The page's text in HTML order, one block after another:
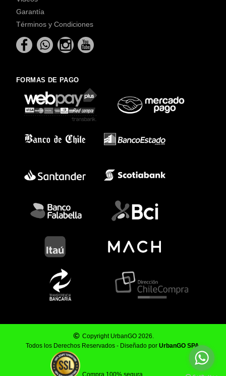
Garantía
Términos y Condiciones
FORMAS DE PAGO
Copyright UrbanGO 2026.
Todos los Derechos Reservados - Diseñado por UrbanGO SPA.
Compra 100% segura